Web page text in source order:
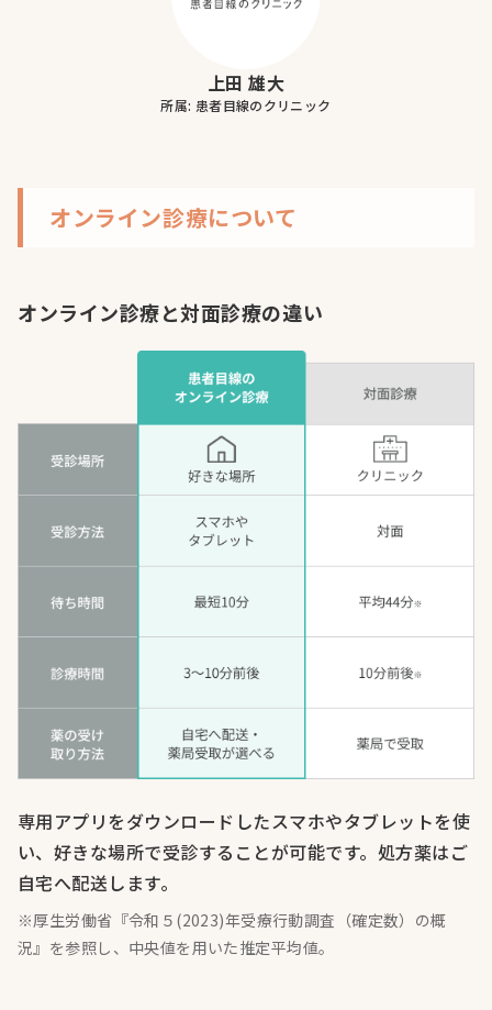
上田 雄大
所属: 患者目線のクリニック
オンライン診療について
オンライン診療と対面診療の違い
専用アプリをダウンロードしたスマホやタブレットを使
い、好きな場所で受診することが可能です。処方薬はご
自宅へ配送します。
※厚生労働省『令和５(2023)年受療行動調査（確定数）の概
況』を参照し、中央値を用いた推定平均値。